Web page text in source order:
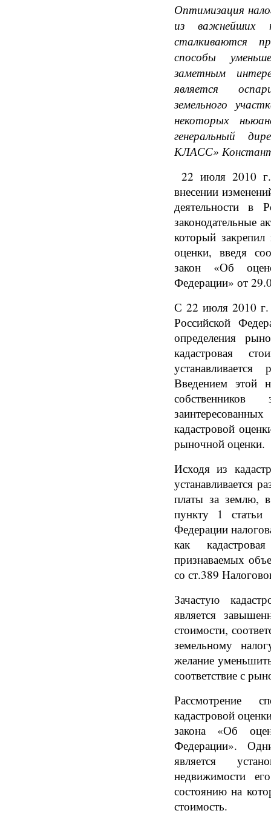
Оптимизация
из важнейших
сталкиваются
способы
заметным
является
земельного
некоторых
генеральный
КЛАСС»
22 июля 2010
внесении
деятельности в
законодательные
который закрепил
оценки, введя
закон «Об
Федерации» от
С 22 июля 2010 г.
Российской
определения
кадастровая
Введением этой
кадастровой
рыночной оценки.
Исходя из
устанавливается
платы за землю, в
пункту 1 статьи
Федерации
как
признаваемых
со ст.389
Зачастую
является
стоимости,
земельному
желание
соответствие с
Рассмотрение
кадастровой
закона «Об
Федерации».
является
недвижимости
состоянию на
стоимость.